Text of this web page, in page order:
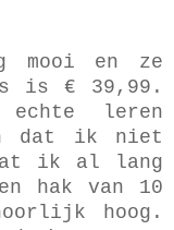
mooi en ze
is € 39,99.
leren
dat ik niet
ik al lang
hak van 10
hoog.